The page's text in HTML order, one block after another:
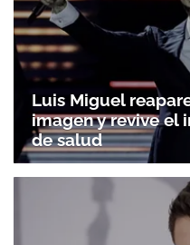
Luis Miguel
imagen y revive el
de salud